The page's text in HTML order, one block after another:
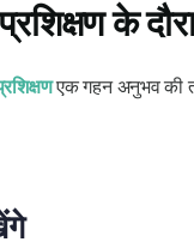
के
एक गहन अनुभव की